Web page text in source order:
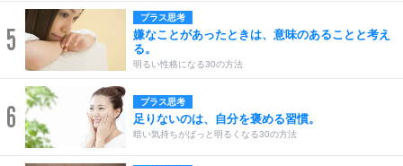
5
プラス思考
嫌なことがあったときは、意味のあることと考え
る。
明るい性格になる30の方法
6 プラス思考
足りないのは、自分を褒める習慣。
暗い気持ちがぱっと明るくなる30の方法